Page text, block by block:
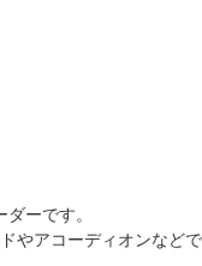
ーです。
やアコーディオンなどで